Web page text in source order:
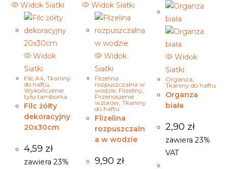
Widok Siatki
Widok
Siatki
Filc A4,Tkaniny
do haftu,
Wykończenie
tyłu tamborka
Filc żółty
dekoracyjny
20x30cm
4,59 zł
zawiera 23%
Widok Siatki
Widok
Siatki
Flizelina
rozpuszczalna w
wodzie, Flizeliny,
Przenoszenie
wzorów, Tkaniny
do haftu
Flizelina
rozpuszczaln
a w wodzie
9,90 zł
Widok
Siatki
Organza
Tkaniny do haftu
Organza
biała
2,90 zł
zawiera 23%
VAT